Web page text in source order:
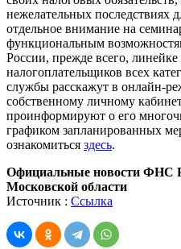
нежелательных последствиях
отдельное внимание на
функциональным
России, прежде всего,
налогоплательщиков всех
службы расскажут в онлайн-
собственному личному
проинформируют о его
графиком запланированных
ознакомиться здесь.
Официальные новости ФНС
Московской области
Источник : Ссылка